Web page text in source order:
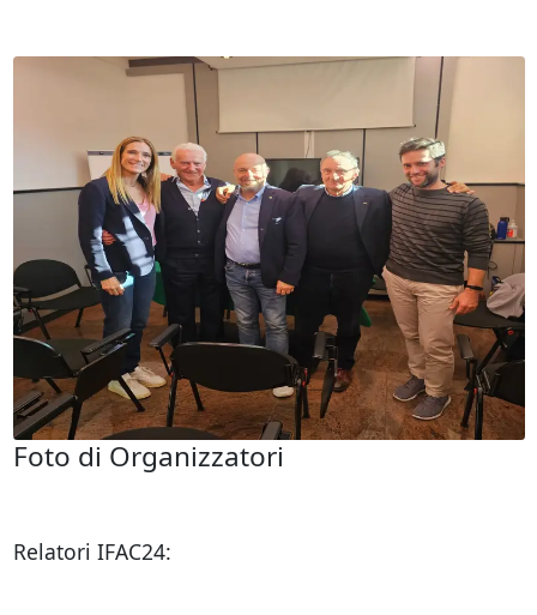
Foto di Organizzatori
Relatori IFAC24: